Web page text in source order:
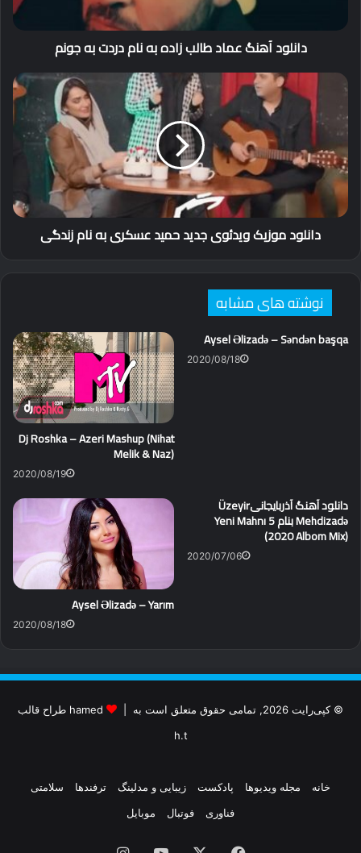
به
دانلود آهنگ عماد طالب زاده به نام دردت به جونم
دانلود
ویدئوی
جدید حمید
عسکری به
نام
زندگی
دانلود موزیک ویدئوی جدید حمید عسکری به نام زندگی
نوشته های مشابه
Dj Roshka – Azeri Mashup (Nihat
Melik & Naz)
2020/08/19
Aysel Əlizadə – Səndən başqa
2020/08/18
Aysel Əlizadə – Yarım
2020/08/18
دانلود آهنگ آذربایجانیÜzeyir
Mehdizadə بنام 5 Yeni Mahnı
(2020 Albom Mix)
2020/07/06
© کپی‌رایت 2026, تمامی حقوق متعلق است به |
hamed طراح قالب
h.t
خانه مجله ویدیوها پادکست زیبایی و مدلینگ ترفندها
سلامتی
فناوری
فوتبال موبایل